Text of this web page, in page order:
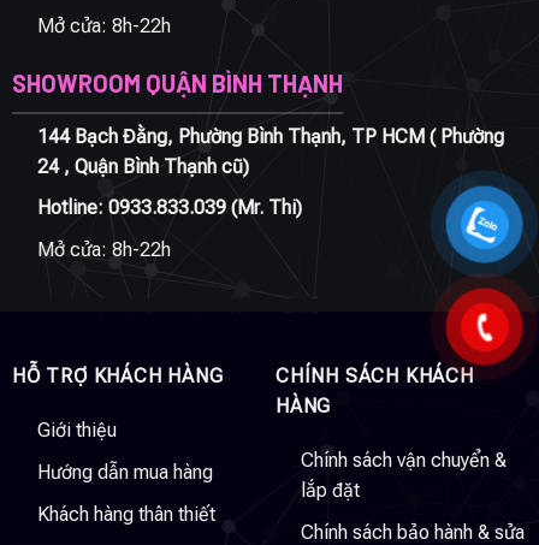
Mở cửa: 8h-22h
SHOWROOM QUẬN BÌNH THẠNH
144 Bạch Đằng, Phường Bình Thạnh, TP HCM ( Phường
24 , Quận Bình Thạnh cũ)
Hotline: 0933.833.039(Mr. Thi)
Mở cửa: 8h-22h
HỖ TRỢ KHÁCH HÀNG
Giới thiệu
Hướng dẫn mua hàng
Khách hàng thân thiết
CHÍNH SÁCH KHÁCH
HÀNG
Chính sách vận chuyển &
lắp đặt
Chính sách bảo hành & sửa